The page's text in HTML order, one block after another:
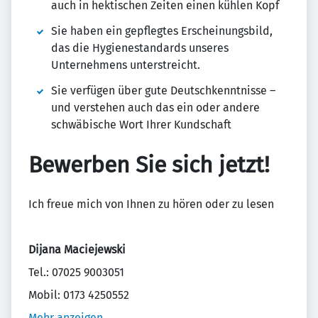
auch in hektischen Zeiten einen kühlen Kopf
Sie haben ein gepflegtes Erscheinungsbild,
das die Hygienestandards unseres
Unternehmens unterstreicht.
Sie verfügen über gute Deutschkenntnisse –
und verstehen auch das ein oder andere
schwäbische Wort Ihrer Kundschaft
Bewerben Sie sich jetzt!
Ich freue mich von Ihnen zu hören oder zu lesen
Dijana Maciejewski
Tel.: 07025 9003051
Mobil: 0173 4250552